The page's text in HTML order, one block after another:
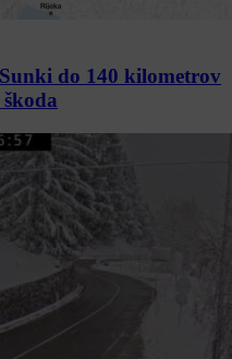
do 140 kilometrov